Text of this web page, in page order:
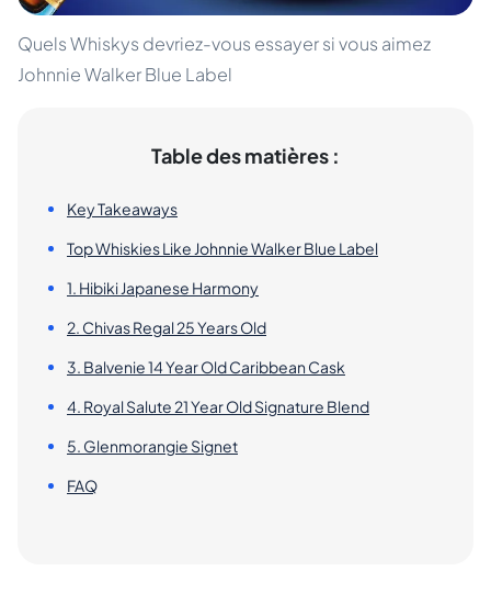
Quels Whiskys devriez-vous essayer si vous aimez
Johnnie Walker Blue Label
Table des matières :
Key Takeaways
Top Whiskies Like Johnnie Walker Blue Label
1. Hibiki Japanese Harmony
2. Chivas Regal 25 Years Old
3. Balvenie 14 Year Old Caribbean Cask
4. Royal Salute 21 Year Old Signature Blend
5. Glenmorangie Signet
FAQ